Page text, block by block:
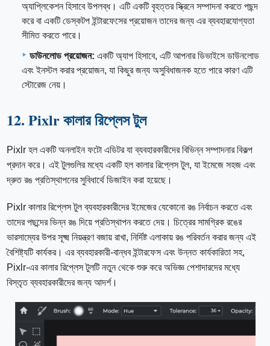
অ্যাপ্লিকেশন হিসাবে উপলব্ধ। এটি একটি বৃহত্তর স্ক্রিনে সম্পাদনা করতে পছন্দ
করে বা একটি ডেস্কটপ ইন্টারফেসের প্রয়োজন তাদের জন্য এর ব্যবহারযোগ্যতা
সীমিত করতে পারে।
ডাউনলোড প্রয়োজন: একটি অ্যাপ হিসাবে, এটি আপনার ডিভাইসে ডাউনলোড
এবং ইনস্টল করার প্রয়োজন, যা কিছুর জন্য অসুবিধাজনক হতে পারে কারণ এটি
স্টোরেজ নেয়।
12. Pixlr কালার রিপ্লেস টুল
Pixlr হল একটি অনলাইন ফটো এডিটর যা ব্যবহারকারীদের বিভিন্ন সম্পাদনার বিকল্প
প্রদান করে। এই টুলগুলির মধ্যে একটি হল কালার রিপ্লেস টুল, যা ইমেজে সহজ এবং
দ্রুত রঙ প্রতিস্থাপনের সুবিধার্থে ডিজাইন করা হয়েছে।
Pixlr কালার রিপ্লেস টুল ব্যবহারকারীদের ইমেজের যেকোনো রঙ নির্বাচন করতে এবং
তাদের পছন্দের ভিন্ন রঙ দিয়ে প্রতিস্থাপন করতে দেয়। চিত্রের সামগ্রিক রঙের
ভারসাম্যের উপর সূক্ষ্ম নিয়ন্ত্রণ বজায় রাখা, নির্দিষ্ট এলাকায় রঙ পরিবর্তন করার জন্য এই
বৈশিষ্ট্যটি কার্যকর। এর ব্যবহারকারী-বান্ধব ইন্টারফেস এবং উন্নত কার্যকারিতা সহ,
Pixlr-এর কালার রিপ্লেস টুলটি নতুন থেকে শুরু করে অভিজ্ঞ পেশাদারদের মধ্যে
বিস্তৃত ব্যবহারকারীদের জন্য আদর্শ।